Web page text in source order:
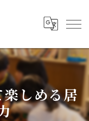
しめる居